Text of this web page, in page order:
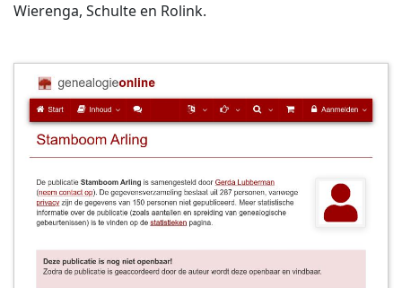
Wierenga, Schulte en Rolink.